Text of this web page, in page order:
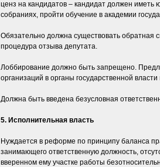
ценз на кандидатов – кандидат должен иметь
собраниях, пройти обучение в академии
Обязательно должна существовать обратная
процедура отзыва депутата.
Лоббирование должно быть запрещено.
организаций в органы государственной
Должна быть введена безусловная
5. Исполнительная власть
Нуждается в реформе по принципу баланса
занимающего ответственную должность,
вверенном ему участке работы